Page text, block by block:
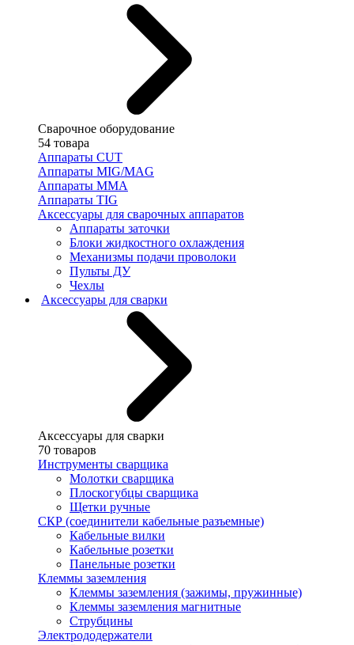
Сварочное оборудование
54 товара
Аппараты CUT
Аппараты MIG/MAG
Аппараты MMA
Аппараты TIG
Аксессуары для сварочных аппаратов
Аппараты заточки
Блоки жидкостного охлаждения
Механизмы подачи проволоки
Пульты ДУ
Чехлы
Аксессуары для сварки
Аксессуары для сварки
70 товаров
Инструменты сварщика
Молотки сварщика
Плоскогубцы сварщика
Щетки ручные
СКР (соединители кабельные разъемные)
Кабельные вилки
Кабельные розетки
Панельные розетки
Клеммы заземления
Клеммы заземления (зажимы, пружинные)
Клеммы заземления магнитные
Струбцины
Электрододержатели